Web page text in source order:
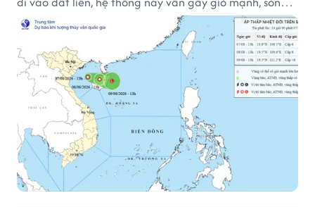
lớn trên nhiều vùng biển.